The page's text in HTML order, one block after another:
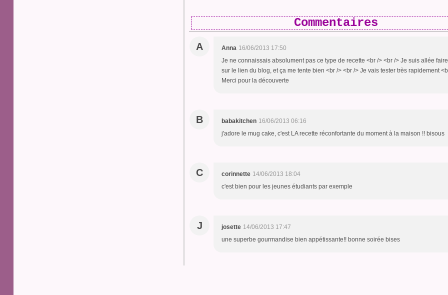
Commentaires
A Anna 16/06/2013 17:50
Je ne connaissais absolument pas ce type de recette <br /> <br /> Je suis allée
sur le lien du blog, et ça me tente bien <br /> <br /> Je vais tester très rapidement
Merci pour la découverte
B babakitchen 16/06/2013 06:16
j'adore le mug cake, c'est LA recette réconfortante du moment à la maison !! bisous
C corinnette 14/06/2013 18:04
c'est bien pour les jeunes étudiants par exemple
J josette 14/06/2013 17:47
une superbe gourmandise bien appétissante!! bonne soirée bises